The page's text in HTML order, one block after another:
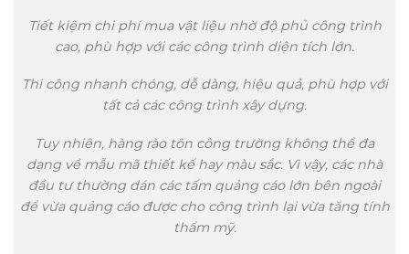
Tiết kiệm chi phí mua vật liệu nhờ độ phủ công trình
cao, phù hợp với các công trình diện tích lớn.
Thi công nhanh chóng, dễ dàng, hiệu quả, phù hợp với
tất cả các công trình xây dựng.
Tuy nhiên, hàng rào tôn công trường không thể đa
dạng về mẫu mã thiết kế hay màu sắc. Vì vậy, các nhà
đầu tư thường dán các tấm quảng cáo lớn bên ngoài
để vừa quảng cáo được cho công trình lại vừa tăng tính
thẩm mỹ.